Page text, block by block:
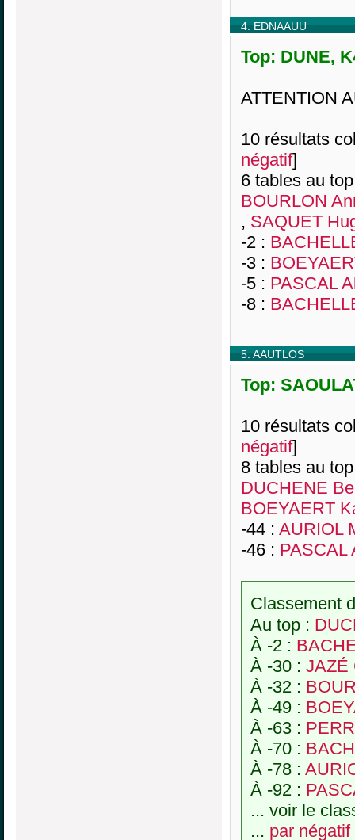
4. EDNAAUU
Top: DUNE,
ATTENTION
10 résultats
négatif]
6 tables au
BOURLON
, SAQUET
-2 :
-3 :
-5 : PASCAL
-8 :
5. AAUTLOS
Top:
10 résultats
négatif]
8 tables au
DUCHENE
BOEYAERT
-44 : AURIOL
-46 : PASCAL
Classement
Au top :
À -2 :
À -30 : JAZÉ
À -32 :
À -49 :
À -63 :
À -70 :
À -78 :
À -92 :
... voir le
... par négatif